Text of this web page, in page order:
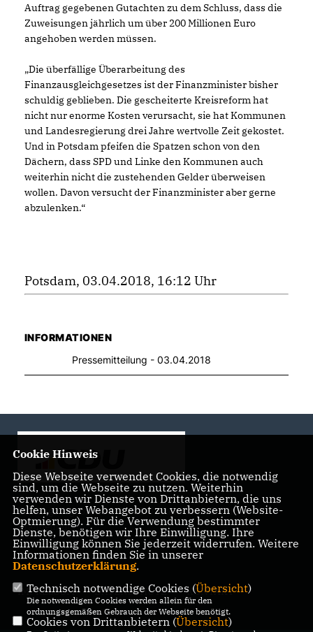
Auftrag gegebenen Gutachten zu dem Schluss, dass die
Zuweisungen jährlich um über 200 Millionen Euro
angehoben werden müssen.
Die überfällige Überarbeitung des
Finanzausgleichgesetzes ist der Finanzminister bisher
schuldig geblieben. Die gescheiterte Kreisreform hat
nicht nur enorme Kosten verursacht, sie hat Kommunen
und Landesregierung drei Jahre wertvolle Zeit gekostet.
Und in Potsdam pfeifen die Spatzen schon von den
Dächern, dass SPD und Linke den Kommunen auch
weiterhin nicht die zustehenden Gelder überweisen
wollen. Davon versucht der Finanzminister aber gerne
abzulenken.“
Potsdam, 03.04.2018, 16:12 Uhr
INFORMATIONEN
Pressemitteilung - 03.04.2018
Landtagsabgeordnete der CDU Fraktion im Landtag
Brandenburg
IMPRESSUM DATENSCHUTZ KONTAKT
Cookie Hinweis
Diese Webseite verwendet Cookies, die notwendig
sind, um die Webseite zu nutzen. Weiterhin
verwenden wir Dienste von Drittanbietern, die uns
helfen, unser Webangebot zu verbessern (Website-
Optmierung). Für die Verwendung bestimmter
Dienste, benötigen wir Ihre Einwilligung. Ihre
Einwilligung können Sie jederzeit widerrufen. Weitere
Informationen finden Sie in unserer
Datenschutzerklärung.
Technisch notwendige Cookies (Übersicht)
Die notwendigen Cookies werden allein für den
ordnungsgemäßen Gebrauch der Webseite benötigt.
Cookies von Drittanbietern (Übersicht)